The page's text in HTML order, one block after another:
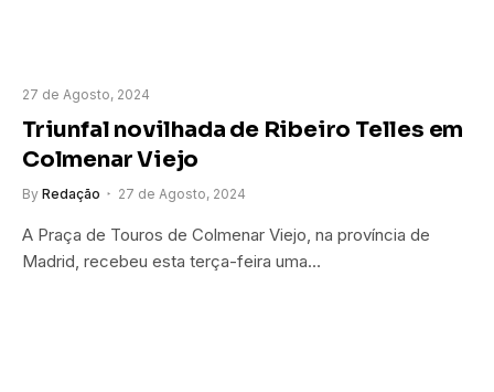
27 de Agosto, 2024
Triunfal novilhada de Ribeiro Telles em
Colmenar Viejo
By Redação 27 de Agosto, 2024
A Praça de Touros de Colmenar Viejo, na província de
Madrid, recebeu esta terça-feira uma…